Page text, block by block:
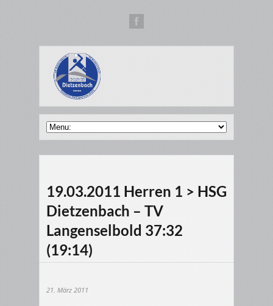
19.03.2011 Herren 1 > HSG
Dietzenbach – TV
Langenselbold 37:32
(19:14)
21. März 2011